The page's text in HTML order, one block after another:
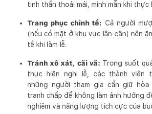
tinh thần thoải mái, minh mẫn khi thực
Trang phục chỉnh tề: Cả người
(nếu có mặt ở khu vực lân cận) nên
tề khi làm lễ.
Tránh xô xát, cãi vã: Trong suốt
thực hiện nghi lễ, các thành viên
những người tham gia cần giữ hòa
tranh chấp để không làm ảnh hưởng
nghiêm và năng lượng tích cực của